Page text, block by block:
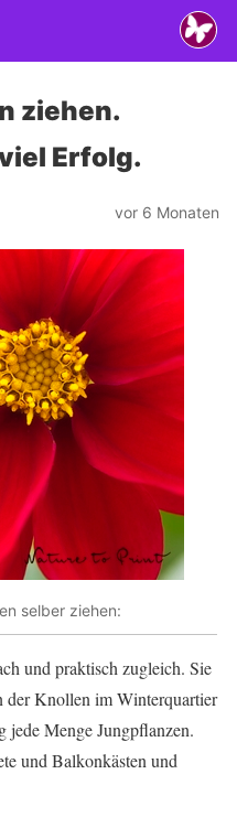
ziehen.
Erfolg.
vor 6 Monaten
selber ziehen:
und praktisch zugleich. Sie
der Knollen im Winterquartier
jede Menge Jungpflanzen.
und Balkonkästen und